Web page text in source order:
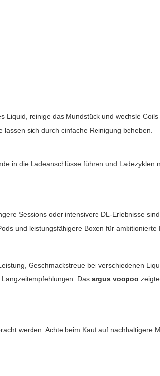
Liquid, reinige das Mundstück und wechsle
sich durch einfache Reinigung beheben.
in die Ladeanschlüsse führen und Ladezyklen
Sessions oder intensivere DL-Erlebnisse
und leistungsfähigere Boxen für ambitionierte
Geschmackstreue bei verschiedenen
Langzeitempfehlungen. Dasargus voopoo
werden. Achte beim Kauf auf nachhaltigere